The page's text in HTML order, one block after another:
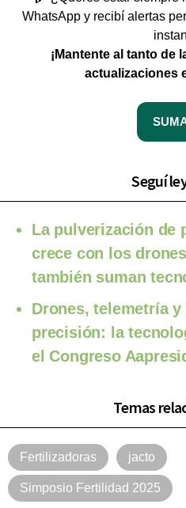
WhatsApp y recibí alertas
¡Mantente al tanto de
actualizaciones
Seguí
La pulverización de
crece con los
también suman
Drones, telemetría
precisión: la
el Congreso
Temas
Fertilizadoras jacto
Simposio Fertilidad 2025